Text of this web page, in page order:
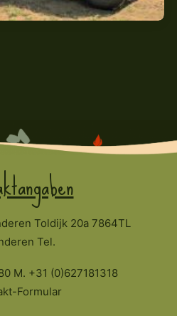
Toldijk 20a 7864TL
Tel.
M. +31 (0)627181318
Formular